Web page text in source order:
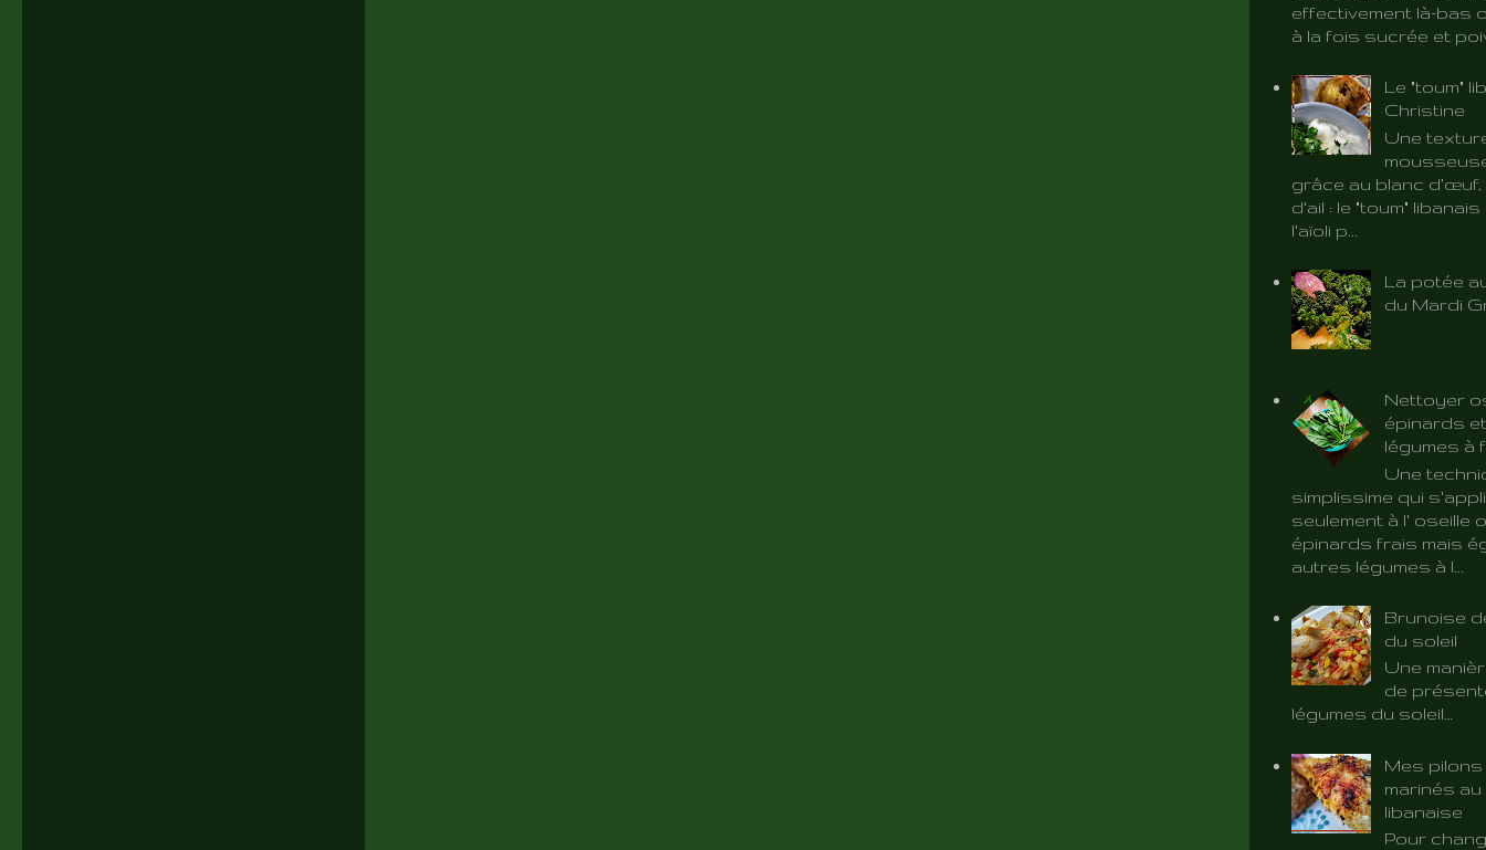
effectivement là-bas
à la fois sucrée et
Le "toum"
Christine
Une
grâce au blanc
d'ail : le "toum"
l'aïoli p...
La potée
du Mardi
Nettoyer
épinards
légumes à
Une
simplissime qui
seulement à l' oseille
épinards frais mais
autres légumes à l...
Brunoise
du soleil
Une
de
légumes du soleil…
Mes
marinés
libanaise
Pour